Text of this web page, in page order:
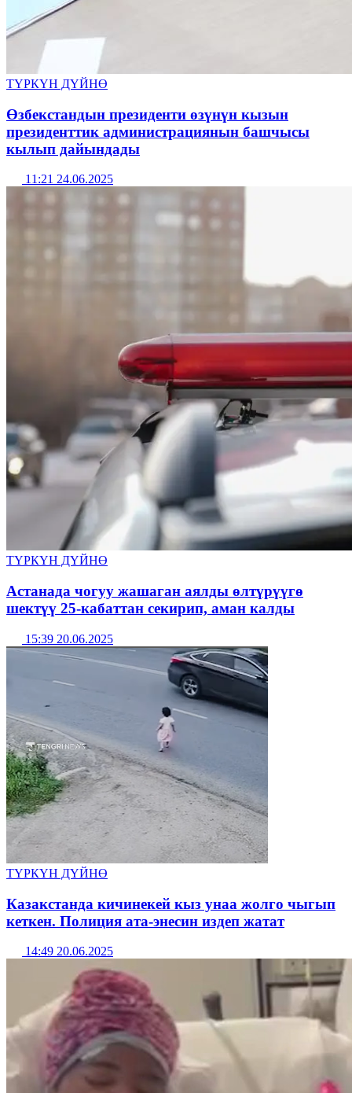
ТҮРКҮН ДҮЙНӨ
Өзбекстандын президенти өзүнүн кызын
президенттик администрациянын башчысы
кылып дайындады
11:21 24.06.2025
ТҮРКҮН ДҮЙНӨ
Астанада чогуу жашаган аялды өлтүрүүгө
шектүү 25-кабаттан секирип, аман калды
15:39 20.06.2025
ТҮРКҮН ДҮЙНӨ
Казакстанда кичинекей кыз унаа жолго чыгып
кеткен. Полиция ата-энесин издеп жатат
14:49 20.06.2025